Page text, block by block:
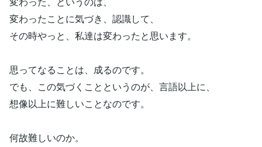
変わったことに気づき、認識して、
その時やっと、私達は変わったと思います。
思ってなることは、成るのです。
でも、この気づくことというのが、言語以上に、
想像以上に難しいことなのです。
何故難しいのか。